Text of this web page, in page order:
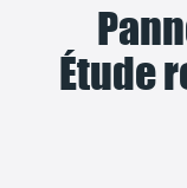
Étude